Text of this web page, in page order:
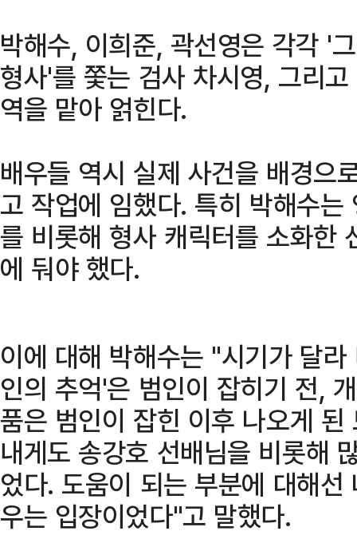
박해수, 이희준, 곽선영은 각각 '
형사'를 쫓는 검사 차시영, 그리
역을 맡아 얽힌다.
배우들 역시 실제 사건을 배경으
고 작업에 임했다. 특히 박해수
를 비롯해 형사 캐릭터를 소화한
에 둬야 했다.
이에 대해 박해수는 "시기가 달
인의 추억'은 범인이 잡히기 전,
품은 범인이 잡힌 이후 나오게
내게도 송강호 선배님을 비롯해
었다. 도움이 되는 부분에 대해
우는 입장이었다"고 말했다.